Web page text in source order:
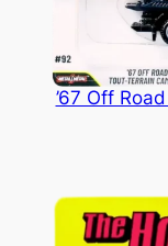
’67 Off